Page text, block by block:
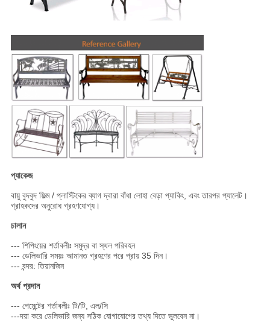
প্যাকেজ
বায়ু বুদবুদ ফিল্ম / প্লাস্টিকের ব্যাগ দ্বারা বাঁধা লোহা বেড়া প্যাকিং, এবং তারপর প্যালেট।
গ্রাহকদের অনুরোধ গ্রহণযোগ্য।
চালান
--- শিপিংয়ের শর্তাবলীঃ সমুদ্র বা স্থল পরিবহন
--- ডেলিভারি সময়ঃ আমানত গ্রহণের পরে প্রায় 35 দিন।
--- বন্দর: তিয়ানজিন
অর্থ প্রদান
--- পেমেন্টের শর্তাবলীঃ টি/টি, এল/সি
---দয়া করে ডেলিভারি জন্য সঠিক যোগাযোগের তথ্য দিতে ভুলবেন না।